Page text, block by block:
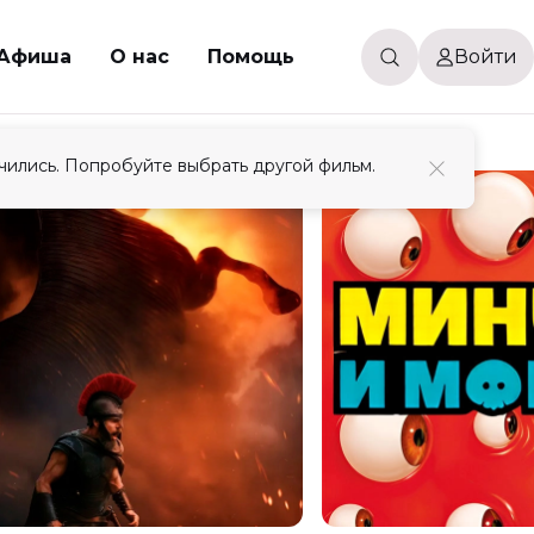
О нас Помощь Войти
Попробуйте выбрать другой фильм.